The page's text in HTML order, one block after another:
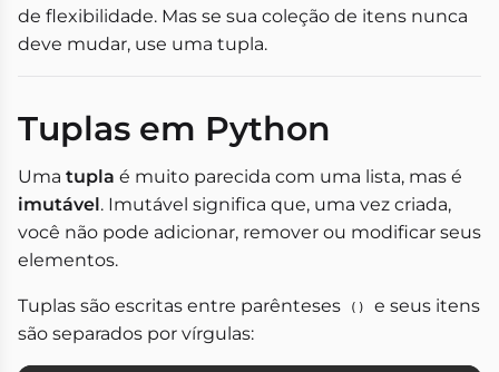
de flexibilidade. Mas se sua coleção de itens nunca
deve mudar, use uma tupla.
Tuplas em Python
Uma tupla é muito parecida com uma lista, mas é
imutável. Imutável significa que, uma vez criada,
você não pode adicionar, remover ou modificar seus
elementos.
Tuplas são escritas entre parênteses ()
e seus itens
são separados por vírgulas: